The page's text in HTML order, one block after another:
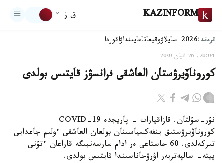
KAZINFORM ق ز
ترەند:2026-سايلاۋ وقيعاتاعايىنداۋاقوردا
20:04, 26 اقپان 2020
كوروناۆيرۋستان العاشقى فرانسۋز قايتىس بولدى
نۇر-سۇلتان. قازاقپارات - پاريجدە COVID-19
كوروناۆيرۋستىق ينفەكسياسىنان بولعان العاشقى ءولىم جاعدايى
تىركەلدى. 60 جاستاعى ەر ادام سارسەنبىگە قاراعان ءتۇنى
پيتە- سالپەتريەر اۋرۋحاناسىندا قايتىس بولدى.